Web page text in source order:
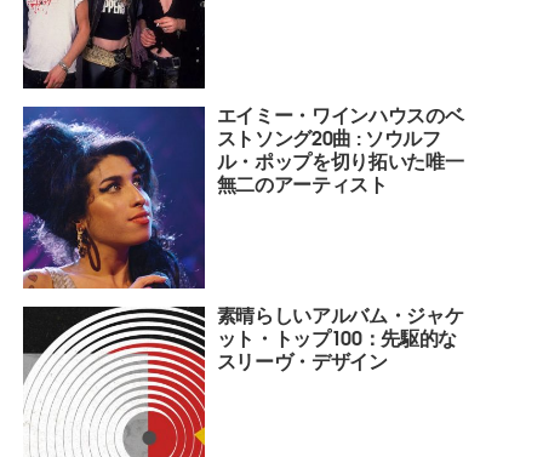
エイミー・ワインハウスのベ
ストソング20曲 : ソウルフ
ル・ポップを切り拓いた唯一
無二のアーティスト
素晴らしいアルバム・ジャケ
ット・トップ100：先駆的な
スリーヴ・デザイン